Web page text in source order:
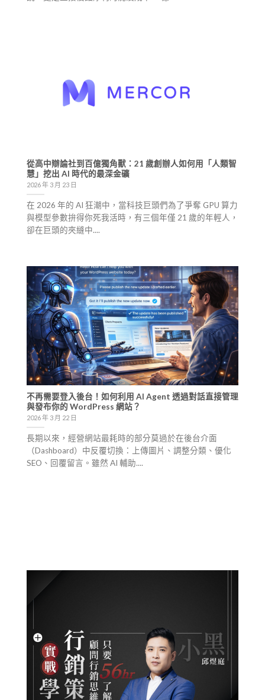
從高中辯論社到百億獨角獸：21 歲創辦人如何用「人類智
慧」挖出 AI 時代的最深金礦
2026 年 3 月 23 日
在 2026 年的 AI 狂潮中，當科技巨頭們為了爭奪 GPU 算力
與模型參數拚得你死我活時，有三個年僅 21 歲的年輕人，
卻在巨頭的夾縫中....
不再需要登入後台！如何利用 AI Agent 透過對話直接管理
與發布你的 WordPress 網站？
2026 年 3 月 22 日
長期以來，經營網站最耗時的部分莫過於在後台介面
（Dashboard）中反覆切換：上傳圖片、調整分類、優化
SEO、回覆留言。雖然 AI 輔助....